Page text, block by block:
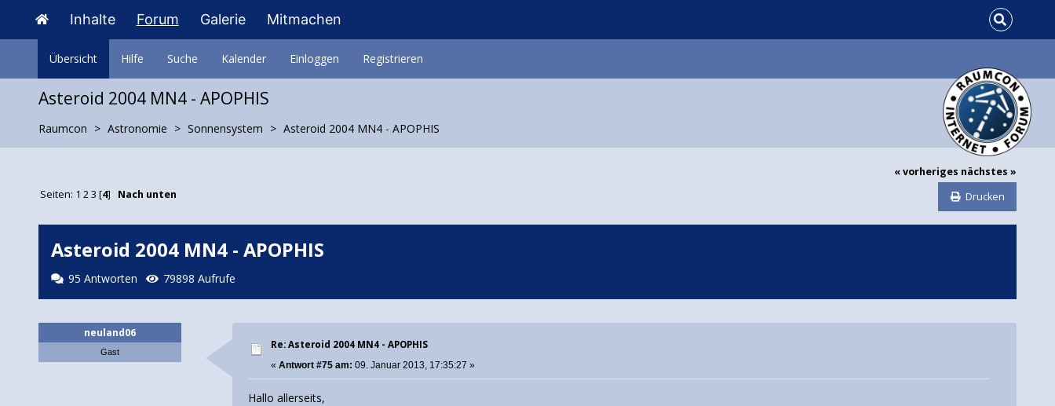
Inhalte Forum Galerie Mitmachen
Übersicht Hilfe Suche Kalender Einloggen Registrieren
Asteroid 2004 MN4 - APOPHIS
Raumcon Astronomie Sonnensystem Asteroid 2004 MN4 - APOPHIS
« vorheriges nächstes »
Drucken
Seiten: 1 23 [4] Nach unten
Asteroid 2004 MN4 - APOPHIS
95 Antworten 79898 Aufrufe
neuland06
Gast
Re: Asteroid 2004 MN4 - APOPHIS
«Antwort #75 am: 09. Januar 2013, 17:35:27 »
Hallo allerseits,